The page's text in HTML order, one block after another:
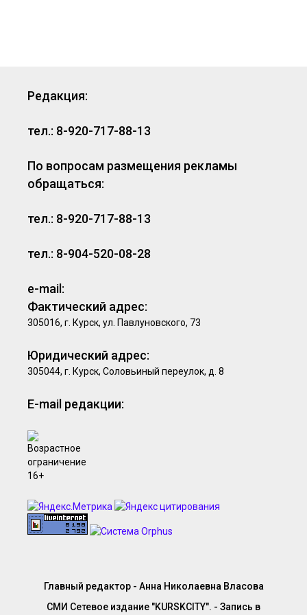
Редакция:
тел.: 8-920-717-88-13
По вопросам размещения рекламы
обращаться:
тел.: 8-920-717-88-13
тел.: 8-904-520-08-28
e-mail:
Фактический адрес:
305016, г. Курск, ул. Павлуновского, 73
Юридический адрес:
305044, г. Курск, Соловьиный переулок, д. 8
E-mail редакции:
Главный редактор - Анна Николаевна Власова
СМИ Сетевое издание "KURSKCITY". - Запись в